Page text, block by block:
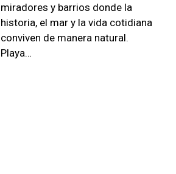
miradores y barrios donde la
historia, el mar y la vida cotidiana
conviven de manera natural.
Playa…